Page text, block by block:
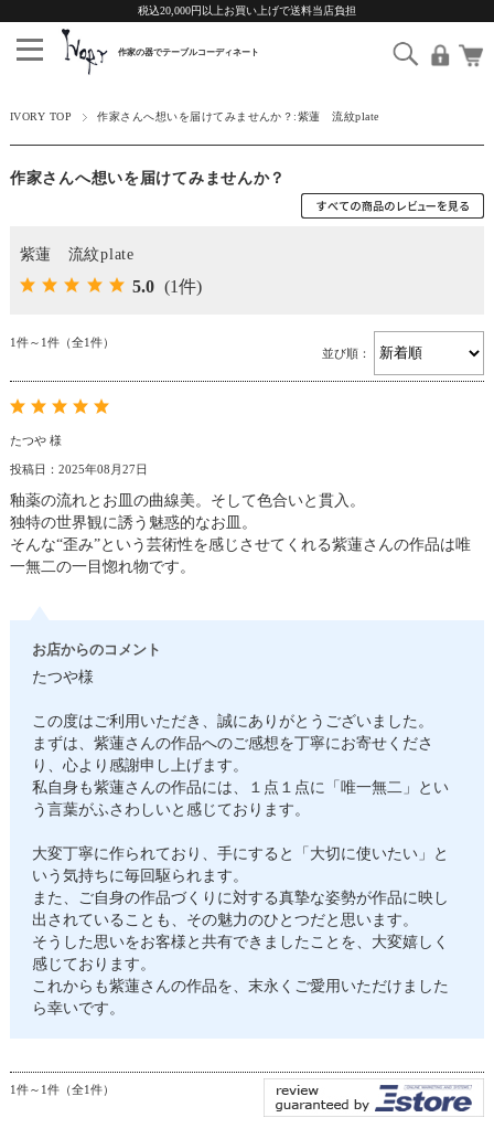
税込20,000円以上お買い上げで送料当店負担
IVORY TOP 作家さんへ想いを届けてみませんか？:紫蓮 流紋plate
作家さんへ想いを届けてみませんか？
紫蓮 流紋plate
5.0 (1件)
1件～1件（全1件）
並び順：
たつや 様
投稿日：2025年08月27日
釉薬の流れとお皿の曲線美。そして色合いと貫入。
独特の世界観に誘う魅惑的なお皿。
そんな“歪み”という芸術性を感じさせてくれる紫蓮さんの作品は唯
一無二の一目惚れ物です。
お店からのコメント
たつや様
この度はご利用いただき、誠にありがとうございました。
まずは、紫蓮さんの作品へのご感想を丁寧にお寄せくださ
り、心より感謝申し上げます。
私自身も紫蓮さんの作品には、１点１点に「唯一無二」とい
う言葉がふさわしいと感じております。
大変丁寧に作られており、手にすると「大切に使いたい」と
いう気持ちに毎回駆られます。
また、ご自身の作品づくりに対する真摯な姿勢が作品に映し
出されていることも、その魅力のひとつだと思います。
そうした思いをお客様と共有できましたことを、大変嬉しく
感じております。
これからも紫蓮さんの作品を、末永くご愛用いただけました
ら幸いです。
1件～1件（全1件）